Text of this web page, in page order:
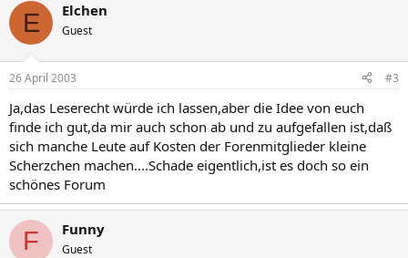
E Elchen
Guest
26 April 2003 #3
Ja,das Leserecht würde ich lassen,aber die Idee von euch
finde ich gut,da mir auch schon ab und zu aufgefallen ist,daß
sich manche Leute auf Kosten der Forenmitglieder kleine
Scherzchen machen....Schade eigentlich,ist es doch so ein
schönes Forum
F Funny
Guest